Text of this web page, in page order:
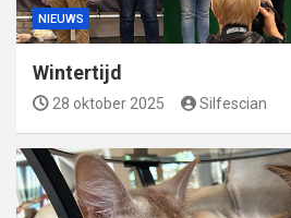
NIEUWS
Wintertijd
28 oktober 2025 Silfescian